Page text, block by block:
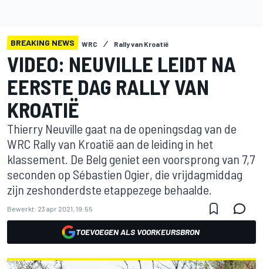
BREAKING NEWS WRC Rally van Kroatië
VIDEO: NEUVILLE LEIDT NA
EERSTE DAG RALLY VAN
KROATIË
Thierry Neuville gaat na de openingsdag van de
WRC Rally van Kroatië aan de leiding in het
klassement. De Belg geniet een voorsprong van 7,7
seconden op Sébastien Ogier, die vrijdagmiddag
zijn zeshonderdste etappezege behaalde.
Bewerkt: 23 apr 2021, 19:55
TOEVOEGEN ALS VOORKEURSBRON